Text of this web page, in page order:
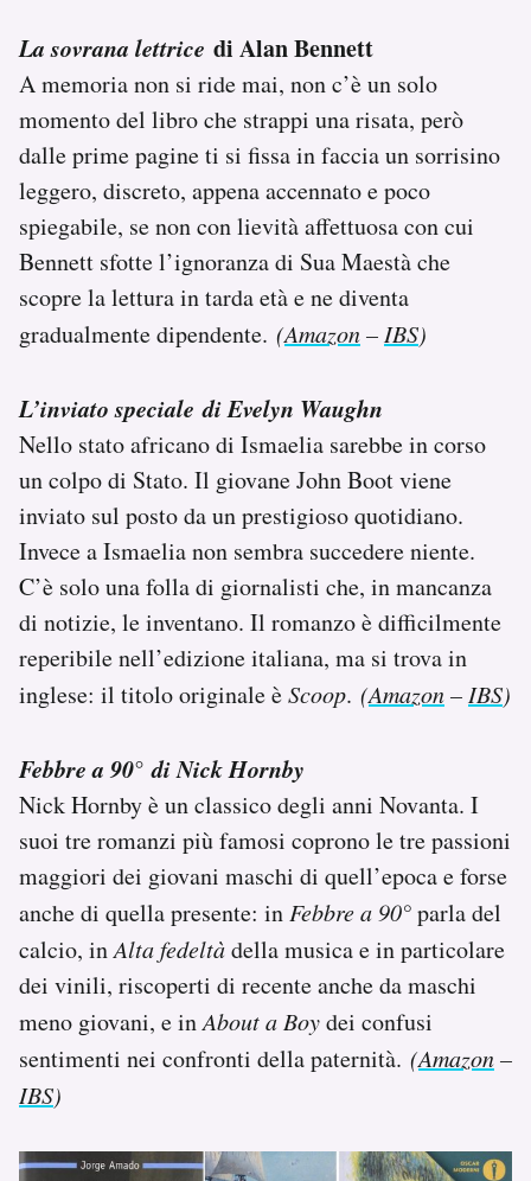
La sovrana lettrice di Alan Bennett
A memoria non si ride mai, non c’è un solo
momento del libro che strappi una risata, però
dalle prime pagine ti si fissa in faccia un sorrisino
leggero, discreto, appena accennato e poco
spiegabile, se non con lievità affettuosa con cui
Bennett sfotte l’ignoranza di Sua Maestà che
scopre la lettura in tarda età e ne diventa
gradualmente dipendente. (Amazon– IBS)
L’inviato speciale di Evelyn Waughn
Nello stato africano di Ismaelia sarebbe in corso
un colpo di Stato. Il giovane John Boot viene
inviato sul posto da un prestigioso quotidiano.
Invece a Ismaelia non sembra succedere niente.
C’è solo una folla di giornalisti che, in mancanza
di notizie, le inventano. Il romanzo è difficilmente
reperibile nell’edizione italiana, ma si trova in
inglese: il titolo originale èScoop. (Amazon– IBS)
Febbre a 90° di Nick Hornby
Nick Hornby è un classico degli anni Novanta. I
suoi tre romanzi più famosi coprono le tre passioni
maggiori dei giovani maschi di quell’epoca e forse
anche di quella presente: in Febbre a 90°parla del
calcio, inAlta fedeltàdella musica e in particolare
dei vinili, riscoperti di recente anche da maschi
meno giovani, e inAbout a Boydei confusi
sentimenti nei confronti della paternità. (Amazon–
IBS)